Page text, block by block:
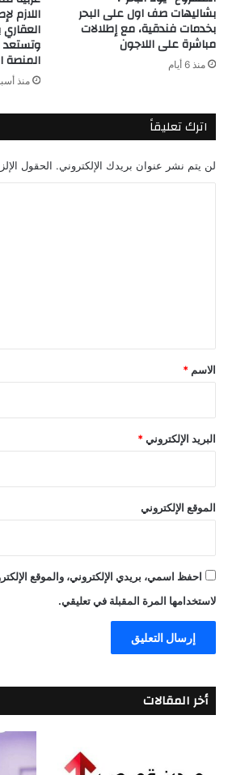
بشاليهات صف اول على البحر
بخدمات فندقية، مع إطلالات
مباشرة على اللاجون
منذ 6 أيام
اللازم
العقاري
وتستعد
المنصة
منذ
اترك تعليقاً
لن يتم نشر عنوان بريدك الإلكتروني. الحقول
*
الاسم *
البريد الإلكتروني *
الموقع الإلكتروني
احفظ اسمي، بريدي الإلكتروني، والموقع
لاستخدامها المرة المقبلة في تعليقي.
أخر المقالات